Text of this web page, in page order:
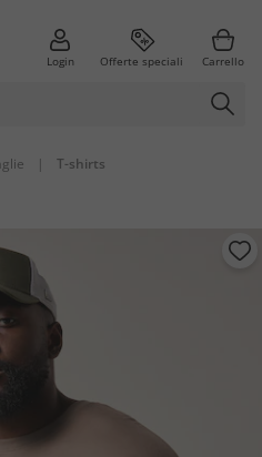
Login Offerte speciali Carrello
| T-shirts